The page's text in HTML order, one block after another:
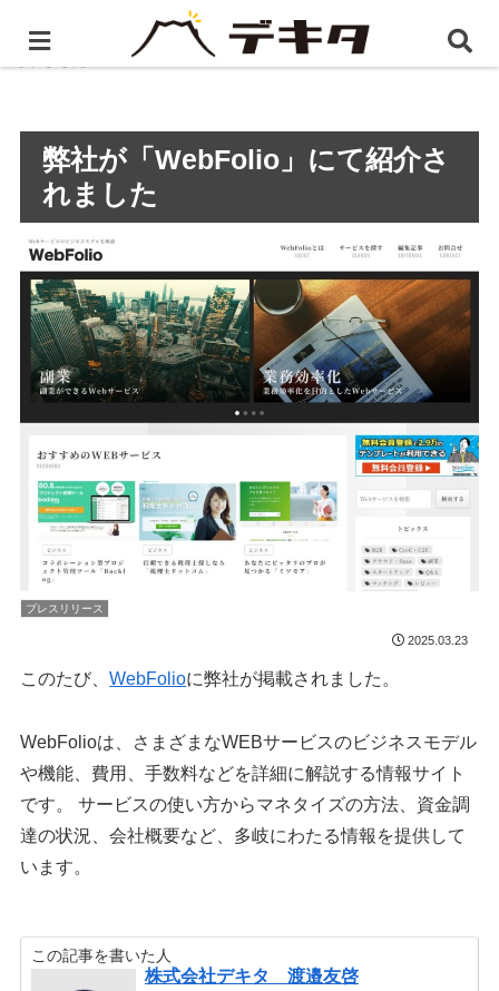
ホーム プレスリリース
弊社が「WebFolio」にて紹介
弊社が「WebFolio」にて紹介さ
れました
プレスリリース
2025.03.23
このたび、WebFolioに弊社が掲載されました。
WebFolioは、さまざまなWEBサービスのビジネスモデル
や機能、費用、手数料などを詳細に解説する情報サイト
です。 サービスの使い方からマネタイズの方法、資金調
達の状況、会社概要など、多岐にわたる情報を提供して
います。
この記事を書いた人
株式会社デキタ 渡邉友啓